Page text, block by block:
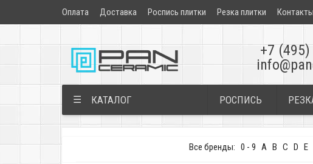
Оплата Доставка Роспись плитки Резка плитки Контакты
+7
☰ КАТАЛОГ РОСПИСЬ
Все бренды: 0 - 9 A B C D E